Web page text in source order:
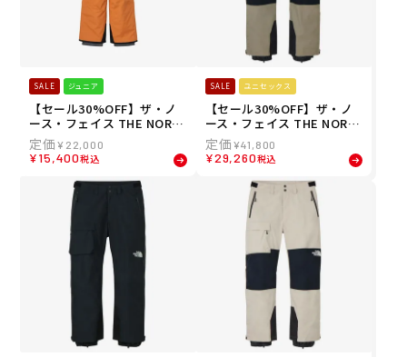
SALE ジュニア
【セール30%OFF】ザ・ノ
ース・フェイス THE NORT
H FACE 25-26 ジュニア トド
ラースノーインサレーショ
ンビブ T Snow Insulation
Bib スノーボード ビブパン
ツ つなぎ NST62506-YO
¥ 22,000
¥15,400税込
SALE ユニセックス
【セール30%OFF】ザ・ノ
ース・フェイス THE NORT
H FACE 25-26 ユニセックス
シュカブラ パンツ Shukabr
a Pant スノーボード パンツ
NS62517-MR
¥41,800
¥29,260税込